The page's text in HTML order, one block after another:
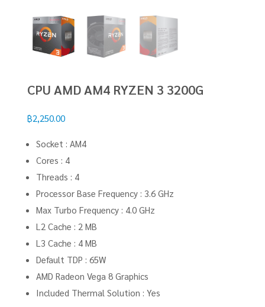
CPU AMD AM4 RYZEN 3 3200G
฿2,250.00
Socket : AM4
Cores : 4
Threads : 4
Processor Base Frequency : 3.6 GHz
Max Turbo Frequency : 4.0 GHz
L2 Cache : 2 MB
L3 Cache : 4 MB
Default TDP : 65W
AMD Radeon Vega 8 Graphics
Included Thermal Solution : Yes